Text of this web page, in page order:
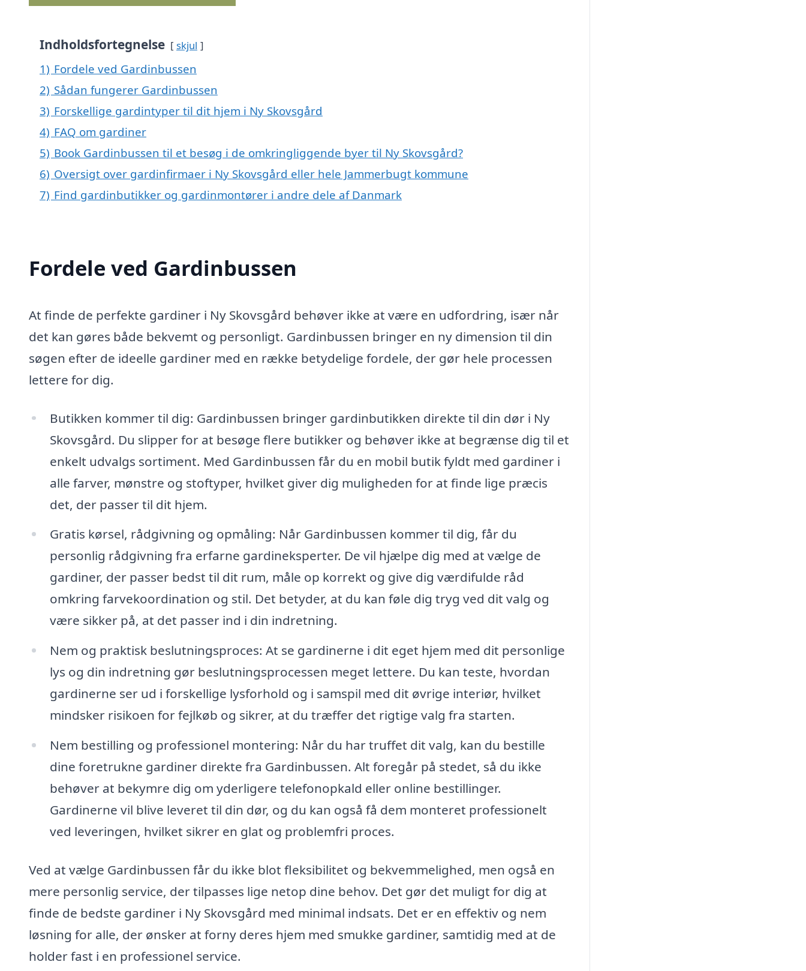
Indholdsfortegnelse skjul
1) Fordele ved Gardinbussen
2) Sådan fungerer Gardinbussen
3) Forskellige gardintyper til dit hjem i Ny Skovsgård
4) FAQ om gardiner
5) Book Gardinbussen til et besøg i de omkringliggende byer til Ny Skovsgård?
6) Oversigt over gardinfirmaer i Ny Skovsgård eller hele Jammerbugt kommune
7) Find gardinbutikker og gardinmontører i andre dele af Danmark
Fordele ved Gardinbussen
At finde de perfekte gardiner i Ny Skovsgård behøver ikke at være en udfordring, især når
det kan gøres både bekvemt og personligt. Gardinbussen bringer en ny dimension til din
søgen efter de ideelle gardiner med en række betydelige fordele, der gør hele processen
lettere for dig.
Butikken kommer til dig: Gardinbussen bringer gardinbutikken direkte til din dør i Ny
Skovsgård. Du slipper for at besøge flere butikker og behøver ikke at begrænse dig til et
enkelt udvalgs sortiment. Med Gardinbussen får du en mobil butik fyldt med gardiner i
alle farver, mønstre og stoftyper, hvilket giver dig muligheden for at finde lige præcis
det, der passer til dit hjem.
Gratis kørsel, rådgivning og opmåling: Når Gardinbussen kommer til dig, får du
personlig rådgivning fra erfarne gardineksperter. De vil hjælpe dig med at vælge de
gardiner, der passer bedst til dit rum, måle op korrekt og give dig værdifulde råd
omkring farvekoordination og stil. Det betyder, at du kan føle dig tryg ved dit valg og
være sikker på, at det passer ind i din indretning.
Nem og praktisk beslutningsproces: At se gardinerne i dit eget hjem med dit personlige
lys og din indretning gør beslutningsprocessen meget lettere. Du kan teste, hvordan
gardinerne ser ud i forskellige lysforhold og i samspil med dit øvrige interiør, hvilket
mindsker risikoen for fejlkøb og sikrer, at du træffer det rigtige valg fra starten.
Nem bestilling og professionel montering: Når du har truffet dit valg, kan du bestille
dine foretrukne gardiner direkte fra Gardinbussen. Alt foregår på stedet, så du ikke
behøver at bekymre dig om yderligere telefonopkald eller online bestillinger.
Gardinerne vil blive leveret til din dør, og du kan også få dem monteret professionelt
ved leveringen, hvilket sikrer en glat og problemfri proces.
Ved at vælge Gardinbussen får du ikke blot fleksibilitet og bekvemmelighed, men også en
mere personlig service, der tilpasses lige netop dine behov. Det gør det muligt for dig at
finde de bedste gardiner i Ny Skovsgård med minimal indsats. Det er en effektiv og nem
løsning for alle, der ønsker at forny deres hjem med smukke gardiner, samtidig med at de
holder fast i en professionel service.